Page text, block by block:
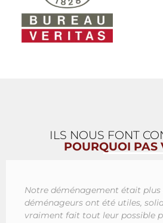
ILS NOUS FONT
POURQUOI PAS
Notre déménagement était plus
déménageurs ont été utiles,
vraiment fait tout leur possible